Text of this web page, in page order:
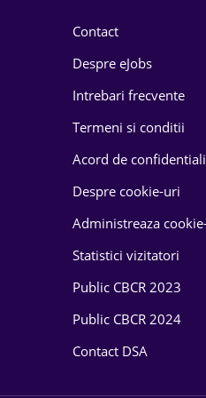
Contact
Despre eJobs
Intrebari frecvente
Termeni si conditii
Acord de
Despre cookie-uri
Administreaza
Statistici vizitatori
Public CBCR 2023
Public CBCR 2024
Contact DSA